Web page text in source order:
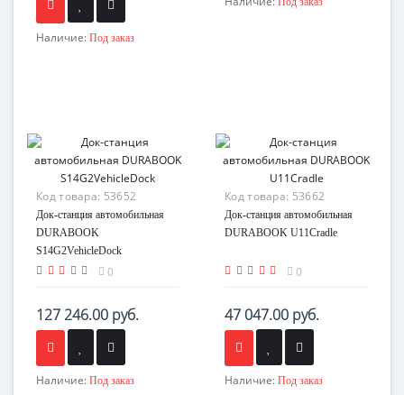
Наличие: Под заказ
Код товара: 53652
Док-станция автомобильная
DURABOOK
S14G2VehicleDock
0
127 246.00 руб.
Наличие: Под заказ
Код товара: 53662
Док-станция автомобильная
DURABOOK U11Cradle
0
47 047.00 руб.
Наличие: Под заказ